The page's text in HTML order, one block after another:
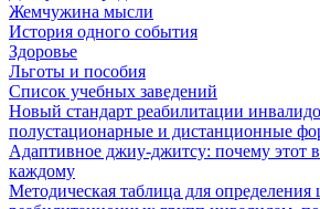
Жемчужина мысли
История одного события
Здоровье
Льготы и пособия
Список учебных заведений
Новый стандарт реабилитации
полустационарные и дистанционные
Адаптивное джиу-джитсу: почему этот
каждому
Методическая таблица для определения